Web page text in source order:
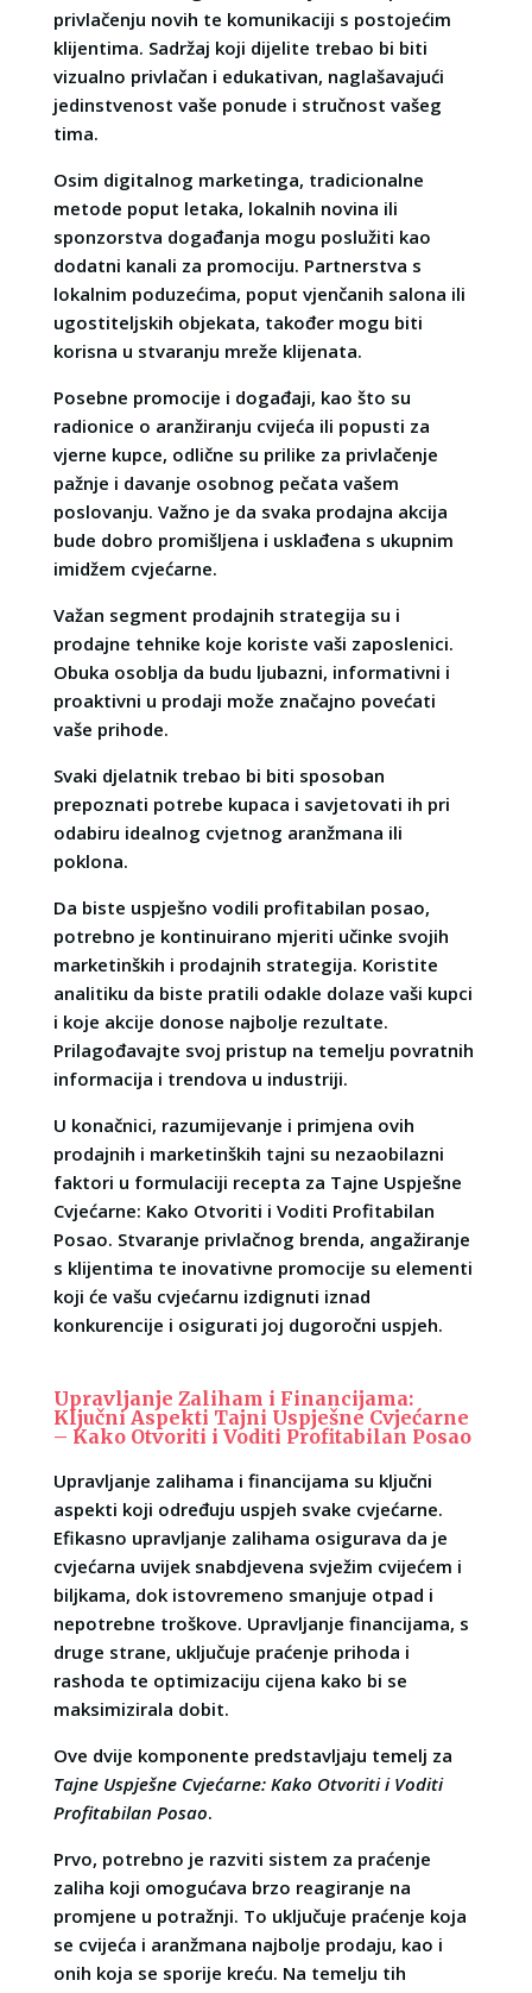
privlačenju novih te komunikaciji s postojećim
klijentima. Sadržaj koji dijelite trebao bi biti
vizualno privlačan i edukativan, naglašavajući
jedinstvenost vaše ponude i stručnost vašeg
tima.
Osim digitalnog marketinga, tradicionalne
metode poput letaka, lokalnih novina ili
sponzorstva događanja mogu poslužiti kao
dodatni kanali za promociju. Partnerstva s
lokalnim poduzećima, poput vjenčanih salona ili
ugostiteljskih objekata, također mogu biti
korisna u stvaranju mreže klijenata.
Posebne promocije i događaji, kao što su
radionice o aranžiranju cvijeća ili popusti za
vjerne kupce, odlične su prilike za privlačenje
pažnje i davanje osobnog pečata vašem
poslovanju. Važno je da svaka prodajna akcija
bude dobro promišljena i usklađena s ukupnim
imidžem cvjećarne.
Važan segment prodajnih strategija su i
prodajne tehnike koje koriste vaši zaposlenici.
Obuka osoblja da budu ljubazni, informativni i
proaktivni u prodaji može značajno povećati
vaše prihode.
Svaki djelatnik trebao bi biti sposoban
prepoznati potrebe kupaca i savjetovati ih pri
odabiru idealnog cvjetnog aranžmana ili
poklona.
Da biste uspješno vodili profitabilan posao,
potrebno je kontinuirano mjeriti učinke svojih
marketinških i prodajnih strategija. Koristite
analitiku da biste pratili odakle dolaze vaši kupci
i koje akcije donose najbolje rezultate.
Prilagođavajte svoj pristup na temelju povratnih
informacija i trendova u industriji.
U konačnici, razumijevanje i primjena ovih
prodajnih i marketinških tajni su nezaobilazni
faktori u formulaciji recepta za Tajne Uspješne
Cvjećarne: Kako Otvoriti i Voditi Profitabilan
Posao. Stvaranje privlačnog brenda, angažiranje
s klijentima te inovativne promocije su elementi
koji će vašu cvjećarnu izdignuti iznad
konkurencije i osigurati joj dugoročni uspjeh.
Upravljanje Zaliham i Financijama:
Ključni Aspekti Tajni Uspješne Cvjećarne
– Kako Otvoriti i Voditi Profitabilan Posao
Upravljanje zalihama i financijama su ključni
aspekti koji određuju uspjeh svake cvjećarne.
Efikasno upravljanje zalihama osigurava da je
cvjećarna uvijek snabdjevena svježim cvijećem i
biljkama, dok istovremeno smanjuje otpad i
nepotrebne troškove. Upravljanje financijama, s
druge strane, uključuje praćenje prihoda i
rashoda te optimizaciju cijena kako bi se
maksimizirala dobit.
Ove dvije komponente predstavljaju temelj za
Tajne Uspješne Cvjećarne: Kako Otvoriti i Voditi
Profitabilan Posao.
Prvo, potrebno je razviti sistem za praćenje
zaliha koji omogućava brzo reagiranje na
promjene u potražnji. To uključuje praćenje koja
se cvijeća i aranžmana najbolje prodaju, kao i
onih koja se sporije kreću. Na temelju tih